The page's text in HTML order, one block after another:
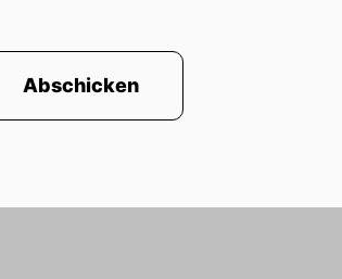
Abschicken